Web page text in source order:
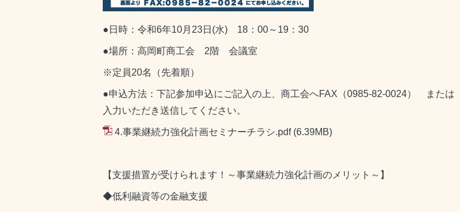
●日時：令和6年10月23日(水) 18：00～19：30
●場所：高岡町商工会 2階 会議室
※定員20名（先着順）
●申込方法：下記参加申込にご記入の上、商工会へFAX（0985-82-0024） または
入力いただき送信してください。
4.事業継続力強化計画セミナーチラシ.pdf (6.39MB)
【支援措置が受けられます！～事業継続力強化計画のメリット～】
◆低利融資等の金融支援